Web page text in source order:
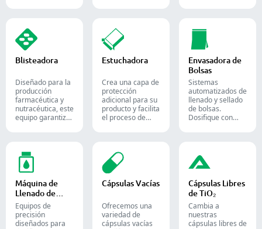
goma, destinados
tanto a la
industria de la
confitería como a
la farmacéutica.
las industrias
farmacéutica,
alimentaria y
química.
farmacéutico con
soluciones de
conteo para
formas sólidas.
Blisteadora
Diseñado para la
producción
farmacéutica y
nutracéutica, este
equipo garantiza
y Alu-Alu para
tabletas, cápsulas
y cápsulas de
gelatina blanda.
Estuchadora
Crea una capa de
protección
adicional para su
producto y facilita
el proceso de
tubos en cajas,
siendo una
solución ideal
para el empaque
en las industrias
cosmética y
alimentaria.
Envasadora de
Bolsas
Sistemas
automatizados de
llenado y sellado
de bolsas.
Dosifique con
líneas de
empaque
farmacéutico,
nutracéutico y
alimentario.
Máquina de
Llenado de
Líquidos
Equipos de
precisión
diseñados para
Cápsulas Vacías
Ofrecemos una
variedad de
cápsulas vacías
Cápsulas Libres
de TiO₂
Cambia a
nuestras
cápsulas libres de